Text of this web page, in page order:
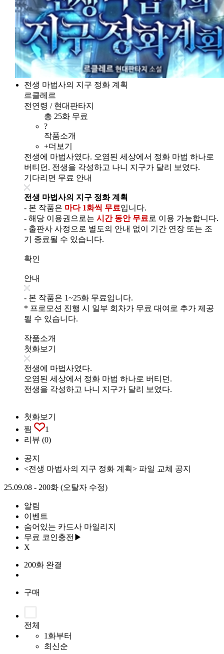
전생 마법사의 지구 정화 계획
르클레르
전연령 / 현대판타지
총 25화 무료
?
작품소개
+더보기
전생에 마법사였다. 오염된 세상에서 정화 마법 하나로
버티던. 전생을 각성하고 나니 지구가 달리 보였다.
기다리면 무료 안내
전생 마법사의 지구 정화 계획
- 본 작품은 마다 1화씩 무료입니다.
- 해당 이용권으로는 시간 동안 무료 로 이용 가능합니다.
- 출판사 사정으로 별도의 안내 없이 기간 연장 또는 조
기 종료될 수 있습니다.
확인
안내
- 본 작품은 1~25화 무료입니다.
* 프로모션 진행 시 일부 회차가 무료 대여로 추가 제공
될 수 있습니다.
작품소개
첫화보기
전생에 마법사였다.
오염된 세상에서 정화 마법 하나로 버티던.
전생을 각성하고 나니 지구가 달리 보였다.
첫화보기
찜
1
리뷰 (0)
공지
<전생 마법사의 지구 정화 계획> 파일 교체 공지
25.09.08 - 200화 (오탈자 수정)
알림
이벤트
숨어있는 카드사 마일리지
무료 코인충전▶
X
200화 완결
구매
전체
1화부터
최신순